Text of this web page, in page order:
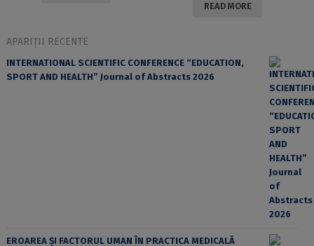
READ MORE
APARIȚII RECENTE
INTERNATIONAL SCIENTIFIC CONFERENCE “EDUCATION,
SPORT AND HEALTH” Journal of Abstracts 2026
EROAREA ȘI FACTORUL UMAN ÎN PRACTICA MEDICALĂ